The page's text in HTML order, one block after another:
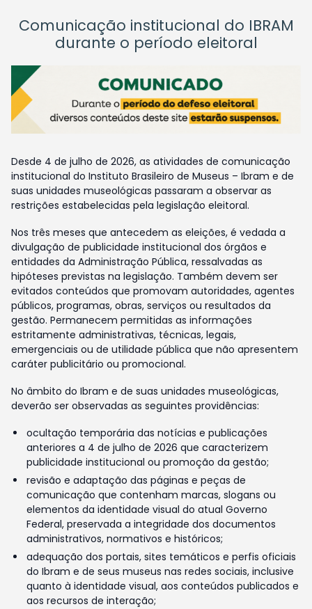
Comunicação institucional do IBRAM
durante o período eleitoral
Desde 4 de julho de 2026, as atividades de comunicação
institucional do Instituto Brasileiro de Museus – Ibram e de
suas unidades museológicas passaram a observar as
restrições estabelecidas pela legislação eleitoral.
Nos três meses que antecedem as eleições, é vedada a
divulgação de publicidade institucional dos órgãos e
entidades da Administração Pública, ressalvadas as
hipóteses previstas na legislação. Também devem ser
evitados conteúdos que promovam autoridades, agentes
públicos, programas, obras, serviços ou resultados da
gestão. Permanecem permitidas as informações
estritamente administrativas, técnicas, legais,
emergenciais ou de utilidade pública que não apresentem
caráter publicitário ou promocional.
No âmbito do Ibram e de suas unidades museológicas,
deverão ser observadas as seguintes providências:
ocultação temporária das notícias e publicações
anteriores a 4 de julho de 2026 que caracterizem
publicidade institucional ou promoção da gestão;
revisão e adaptação das páginas e peças de
comunicação que contenham marcas, slogans ou
elementos da identidade visual do atual Governo
Federal, preservada a integridade dos documentos
administrativos, normativos e históricos;
adequação dos portais, sites temáticos e perfis oficiais
do Ibram e de seus museus nas redes sociais, inclusive
quanto à identidade visual, aos conteúdos publicados e
aos recursos de interação;